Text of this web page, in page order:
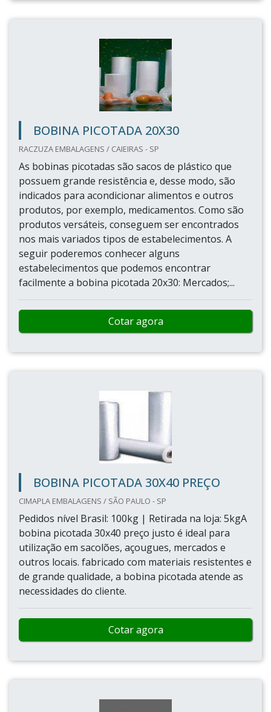
BOBINA PICOTADA 20X30
RACZUZA EMBALAGENS / CAIEIRAS - SP
As bobinas picotadas são sacos de plástico que
possuem grande resistência e, desse modo, são
indicados para acondicionar alimentos e outros
produtos, por exemplo, medicamentos. Como são
produtos versáteis, conseguem ser encontrados
nos mais variados tipos de estabelecimentos. A
seguir poderemos conhecer alguns
estabelecimentos que podemos encontrar
facilmente a bobina picotada 20x30: Mercados;...
Cotar agora
BOBINA PICOTADA 30X40 PREÇO
CIMAPLA EMBALAGENS / SÃO PAULO - SP
Pedidos nível Brasil: 100kg | Retirada na loja: 5kgA
bobina picotada 30x40 preço justo é ideal para
utilização em sacolões, açougues, mercados e
outros locais. fabricado com materiais resistentes e
de grande qualidade, a bobina picotada atende as
necessidades do cliente.
Cotar agora